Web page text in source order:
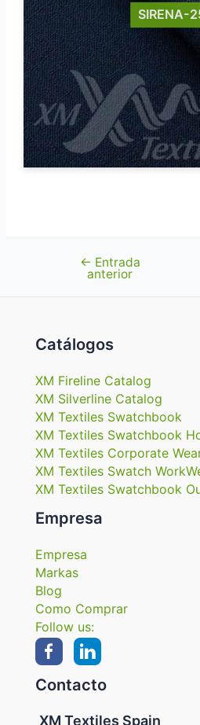
SIRENA-
Navegación
← Entrada
anterior
Catálogos
XM Fireline Catalog
XM Silverline Catalog
XM Textiles Swatchbook
XM Textiles Swatchbook
XM Textiles Corporate
XM Textiles Swatch
XM Textiles Swatchbook
Empresa
Empresa
Markas
Blog
Como Comprar
Follow us:
Contacto
XM Textiles Spain